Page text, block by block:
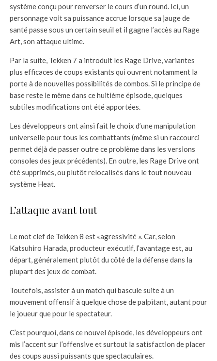
système conçu pour renverser le cours d’un round. Ici, un
personnage voit sa puissance accrue lorsque sa jauge de
santé passe sous un certain seuil et il gagne l’accès au Rage
Art, son attaque ultime.
Par la suite, Tekken 7 a introduit les Rage Drive, variantes
plus efficaces de coups existants qui ouvrent notamment la
porte à de nouvelles possibilités de combos. Si le principe de
base reste le même dans ce huitième épisode, quelques
subtiles modifications ont été apportées.
Les développeurs ont ainsi fait le choix d’une manipulation
universelle pour tous les combattants (même si un raccourci
permet déjà de passer outre ce problème dans les versions
consoles des jeux précédents). En outre, les Rage Drive ont
été supprimés, ou plutôt relocalisés dans le tout nouveau
système Heat.
L’attaque avant tout
Le mot clef de Tekken 8 est «agressivité ». Car, selon
Katsuhiro Harada, producteur exécutif, l’avantage est, au
départ, généralement plutôt du côté de la défense dans la
plupart des jeux de combat.
Toutefois, assister à un match qui bascule suite à un
mouvement offensif à quelque chose de palpitant, autant pour
le joueur que pour le spectateur.
C’est pourquoi, dans ce nouvel épisode, les développeurs ont
mis l’accent sur l’offensive et surtout la satisfaction de placer
des coups aussi puissants que spectaculaires.